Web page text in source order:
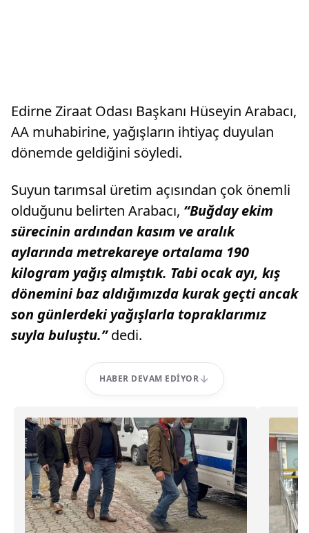
Edirne Ziraat Odası Başkanı Hüseyin Arabacı,
AA muhabirine, yağışların ihtiyaç duyulan
dönemde geldiğini söyledi.
Suyun tarımsal üretim açısından çok önemli
olduğunu belirten Arabacı, “Buğday ekim
sürecinin ardından kasım ve aralık
aylarında metrekareye ortalama 190
kilogram yağış almıştık. Tabi ocak ayı, kış
dönemini baz aldığımızda kurak geçti ancak
son günlerdeki yağışlarla topraklarımız
suyla buluştu.”dedi.
HABER DEVAM EDIYOR